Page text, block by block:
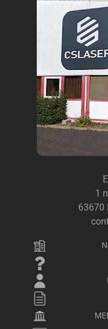
1
63670